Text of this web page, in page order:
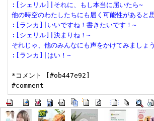
:[シェリル]|それに、もし本当に届いたら~
他の時空のわたしたちにも届く可能性があると
:[ランカ]|いいですね！書きたいです！~
:[シェリル]|決まりね！~
それじゃ、他のみんなにも声をかけてみましょ
:[ランカ]|はい！~
*コメント [#ob447e92]